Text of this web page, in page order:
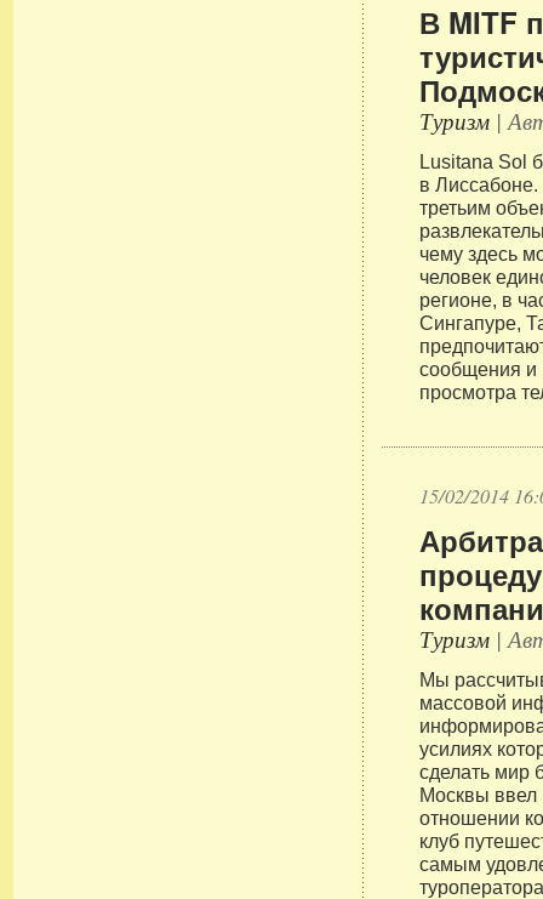
В MITF
Туризм |
Lusitana Sol
в Лиссабоне.
третьим
чему здесь
человек
регионе, в
Сингапуре,
сообщения и
просмотра
15/02/2014
Туризм |
Мы
массовой
усилиях
сделать мир
Москвы ввел
отношении
клуб
самым